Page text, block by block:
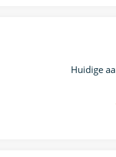
Huidige